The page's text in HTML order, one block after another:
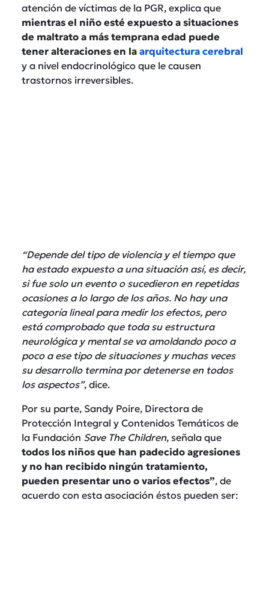
atención de víctimas de la PGR, explica que
mientras el niño esté expuesto a situaciones
de maltrato a más temprana edad puede
tener alteraciones en la arquitectura cerebral
y a nivel endocrinológico que le causen
trastornos irreversibles.
“Depende del tipo de violencia y el tiempo que
ha estado expuesto a una situación así, es decir,
si fue solo un evento o sucedieron en repetidas
ocasiones a lo largo de los años. No hay una
categoría lineal para medir los efectos, pero
está comprobado que toda su estructura
neurológica y mental se va amoldando poco a
poco a ese tipo de situaciones y muchas veces
su desarrollo termina por detenerse en todos
los aspectos”, dice.
Por su parte, Sandy Poire, Directora de
Protección Integral y Contenidos Temáticos de
la Fundación Save The Children, señala que
todos los niños que han padecido agresiones
y no han recibido ningún tratamiento,
pueden presentar uno o varios efectos”, de
acuerdo con esta asociación éstos pueden ser: